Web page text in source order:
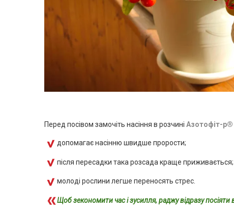
Перед посівом замочіть насіння в розчині Азотофіт-р®
допомагає насінню швидше прорости;
після пересадки така розсада краще приживається;
молоді рослини легше переносять стрес.
Щоб зекономити час і зусилля, раджу відразу